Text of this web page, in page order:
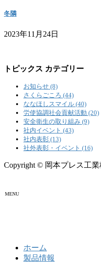
冬隣
2023年11月24日
トピックス カテゴリー
お知らせ (8)
さくらごころ (44)
ななほしスマイル (40)
労使協調社会貢献活動 (20)
安全衛生の取り組み (9)
社内イベント (43)
社内表彰 (13)
社外表彰・イベント (16)
Copyright © 岡本プレス工業
MENU
ホーム
製品情報